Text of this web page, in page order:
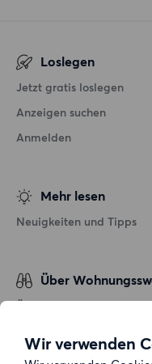
Wir verwenden
Loslegen
Jetzt gratis loslegen
Anzeigen suchen
Anmelden
Mehr lesen
Neuigkeiten und Tipps
Über
Über uns